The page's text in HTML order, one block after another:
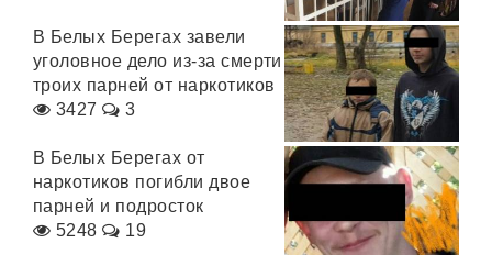
В Белых Берегах завели
уголовное дело из-за смерти
троих парней от наркотиков
3427
3
В Белых Берегах от
наркотиков погибли двое
парней и подросток
5248
19